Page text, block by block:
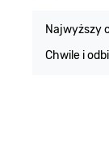
Najwyższy
Chwile i